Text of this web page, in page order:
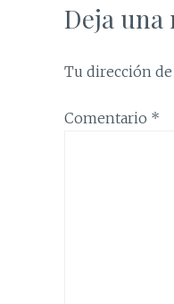
Deja una
Tu dirección
Comentario *